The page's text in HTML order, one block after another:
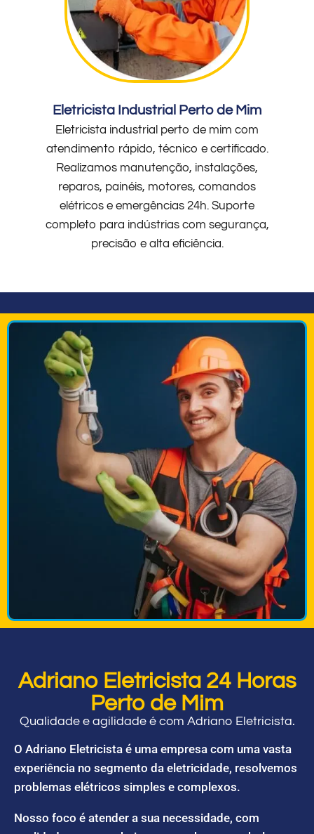
Eletricista Industrial Perto de Mim
Eletricista industrial perto de mim com
atendimento rápido, técnico e certificado.
Realizamos manutenção, instalações,
reparos, painéis, motores, comandos
elétricos e emergências 24h. Suporte
completo para indústrias com segurança,
precisão e alta eficiência.
Adriano Eletricista 24 Horas
Perto de Mim
Qualidade e agilidade é com Adriano Eletricista.
O Adriano Eletricista é uma empresa com uma vasta
experiência no segmento da eletricidade, resolvemos
problemas elétricos simples e complexos.
Nosso foco é atender a sua necessidade, com